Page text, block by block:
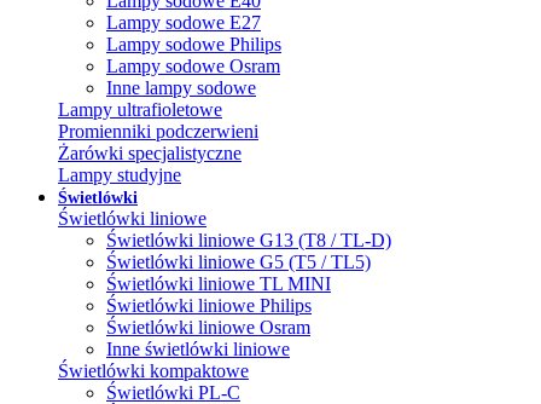
Lampy sodowe E27
Lampy sodowe Philips
Lampy sodowe Osram
Inne lampy sodowe
Lampy ultrafioletowe
Promienniki podczerwieni
Żarówki specjalistyczne
Lampy studyjne
Świetlówki
Świetlówki liniowe
Świetlówki liniowe G13 (T8 / TL-D)
Świetlówki liniowe G5 (T5 / TL5)
Świetlówki liniowe TL MINI
Świetlówki liniowe Philips
Świetlówki liniowe Osram
Inne świetlówki liniowe
Świetlówki kompaktowe
Świetlówki PL-C